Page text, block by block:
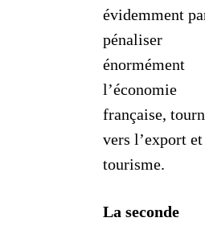
évidemment
pénaliser
énormément
l’économie
française,
vers l’export
tourisme.
La seconde